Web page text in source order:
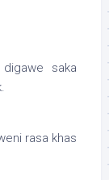
saka
rasa khas